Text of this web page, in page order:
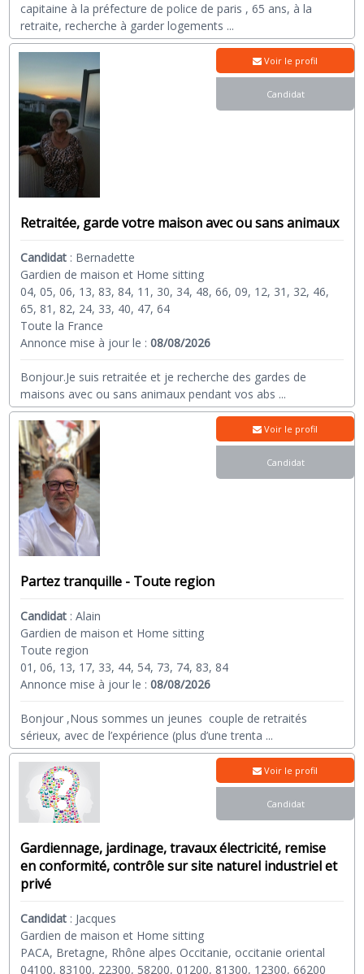
capitaine à la préfecture de police de paris , 65 ans, à la
retraite, recherche à garder logements ...
Retraitée, garde votre maison avec ou sans animaux
Candidat : Bernadette
Gardien de maison et Home sitting
04, 05, 06, 13, 83, 84, 11, 30, 34, 48, 66, 09, 12, 31, 32, 46,
65, 81, 82, 24, 33, 40, 47, 64
Toute la France
Annonce mise à jour le :08/08/2026
Bonjour.Je suis retraitée et je recherche des gardes de
maisons avec ou sans animaux pendant vos abs ...
Voir le profil
Candidat
Partez tranquille - Toute region
Candidat :Alain
Gardien de maison et Home sitting
Toute region
01, 06, 13, 17, 33, 44, 54, 73, 74, 83, 84
Annonce mise à jour le :08/08/2026
Bonjour ,Nous sommes un jeunes couple de retraités
sérieux, avec de l’expérience (plus d’une trenta ...
Voir le profil
Candidat
Gardiennage, jardinage, travaux électricité, remise
en conformité, contrôle sur site naturel industriel et
privé
Candidat : Jacques
Gardien de maison et Home sitting
PACA, Bretagne, Rhône alpes Occitanie, occitanie oriental
04100, 83100, 22300, 58200, 01200, 81300, 12300, 66200
Voir le profil
Candidat